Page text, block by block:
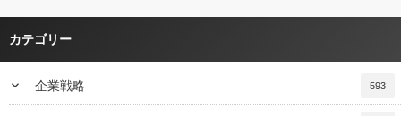
カテゴリー
keyboard_arrow_down 企業戦略 593